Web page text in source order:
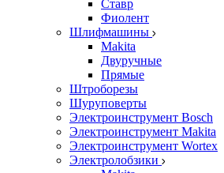
Ставр
Фиолент
Шлифмашины
Makita
Двуручные
Прямые
Штроборезы
Шуруповерты
Электроинструмент Bosch
Электроинструмент Makita
Электроинструмент Wortex
Электролобзики